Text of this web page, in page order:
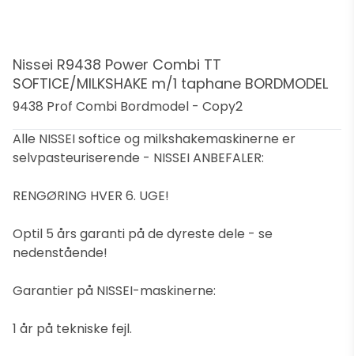
Nissei R9438 Power Combi TT
SOFTICE/MILKSHAKE m/1 taphane BORDMODEL
9438 Prof Combi Bordmodel - Copy2
Alle NISSEI softice og milkshakemaskinerne er
selvpasteuriserende - NISSEI ANBEFALER:
RENGØRING HVER 6. UGE!
Optil 5 års garanti på de dyreste dele - se
nedenstående!
Garantier på NISSEI-maskinerne:
1 år på tekniske fejl.